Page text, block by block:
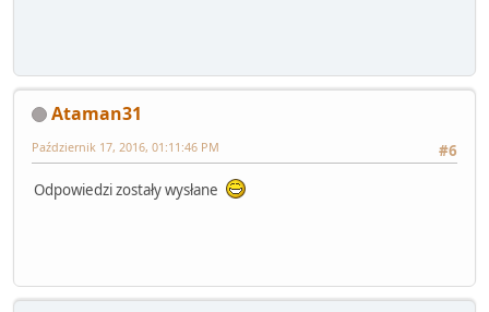
Ataman31
#6
Październik 17, 2016, 01:11:46 PM
Odpowiedzi zostały wysłane